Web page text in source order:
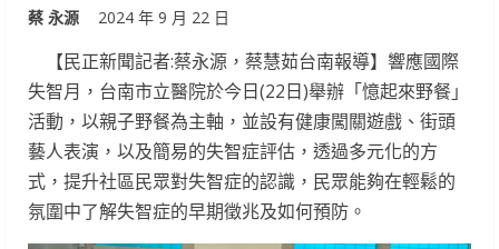
蔡 永源 2024 年 9 月 22 日
【民正新聞記者:蔡永源，蔡慧茹台南報導】響應國際
失智月，台南市立醫院於今日(22日)舉辦「憶起來野餐」
活動，以親子野餐為主軸，並設有健康闖關遊戲、街頭
藝人表演，以及簡易的失智症評估，透過多元化的方
式，提升社區民眾對失智症的認識，民眾能夠在輕鬆的
氛圍中了解失智症的早期徵兆及如何預防。